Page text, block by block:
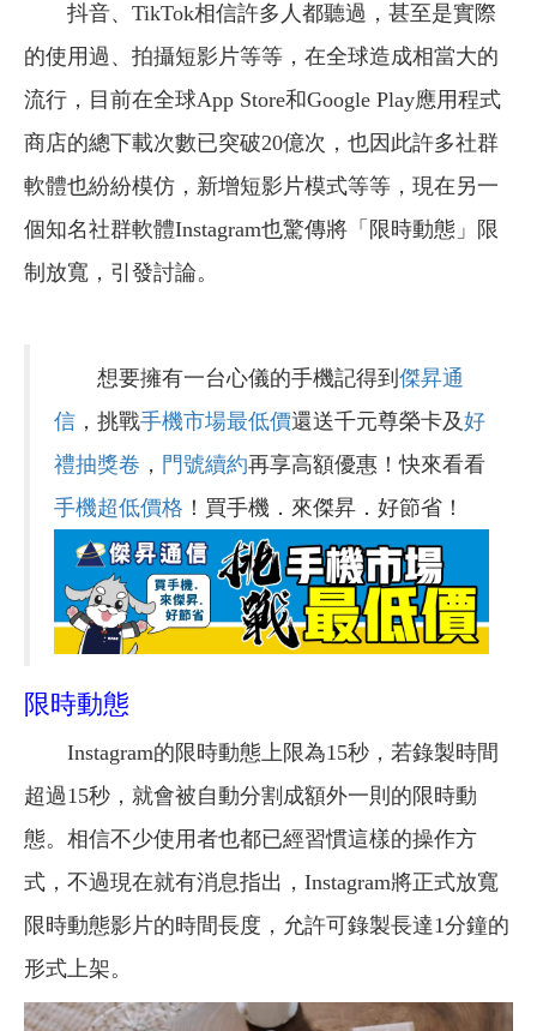
抖音、TikTok相信許多人都聽過，甚至是實際
的使用過、拍攝短影片等等，在全球造成相當大的
流行，目前在全球App Store和Google Play應用程式
商店的總下載次數已突破20億次，也因此許多社群
軟體也紛紛模仿，新增短影片模式等等，現在另一
個知名社群軟體Instagram也驚傳將「限時動態」限
制放寬，引發討論。
想要擁有一台心儀的手機記得到 傑昇通
信 ，挑戰手機市場最低價還送千元尊榮卡及好
禮抽獎卷 ， 門號續約再享高額優惠！快來看看
手機超低價格 ！買手機．來傑昇．好節省！
限時動態
Instagram的限時動態上限為15秒，若錄製時間
超過15秒，就會被自動分割成額外一則的限時動
態。相信不少使用者也都已經習慣這樣的操作方
式，不過現在就有消息指出，Instagram將正式放寬
限時動態影片的時間長度，允許可錄製長達1分鐘的
形式上架。